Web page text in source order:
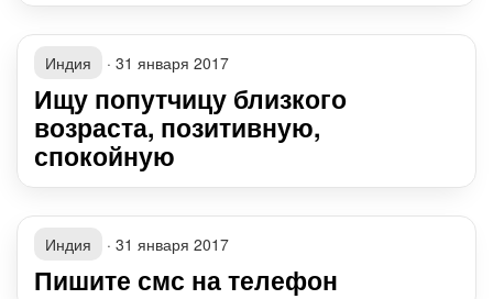
Индия · 31 января 2017
Ищу попутчицу близкого
возраста, позитивную,
спокойную
Индия · 31 января 2017
Пишите смс на телефон